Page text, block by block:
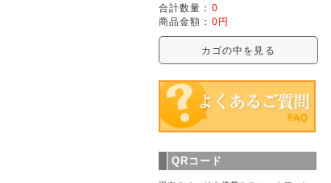
合計数量： 0
商品金額： 0円
カゴの中を見る
QRコード